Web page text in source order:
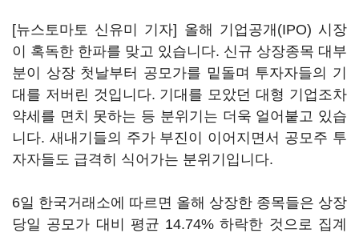
[뉴스토마토 신유미 기자] 올해 기업공개(IPO) 시장
이 혹독한 한파를 맞고 있습니다. 신규 상장종목 대부
분이 상장 첫날부터 공모가를 밑돌며 투자자들의 기
대를 저버린 것입니다. 기대를 모았던 대형 기업조차
약세를 면치 못하는 등 분위기는 더욱 얼어붙고 있습
니다. 새내기들의 주가 부진이 이어지면서 공모주 투
자자들도 급격히 식어가는 분위기입니다.
6일 한국거래소에 따르면 올해 상장한 종목들은 상장
당일 공모가 대비 평균 14.74% 하락한 것으로 집계